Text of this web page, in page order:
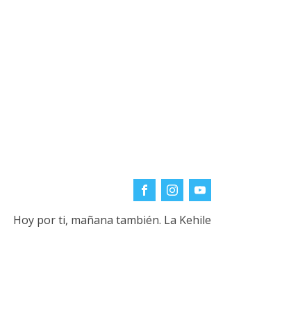
Hoy por ti, mañana también. La Kehile